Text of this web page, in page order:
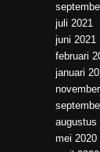
juli 2021
juni 2021
februari
januari
augustus
mei 2020